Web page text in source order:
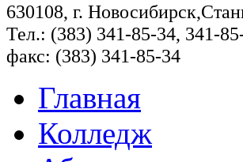
630108, г.
Тел.: (383) 341-85-34, 341-
факс: (383) 341-85-34
Главная
Колледж